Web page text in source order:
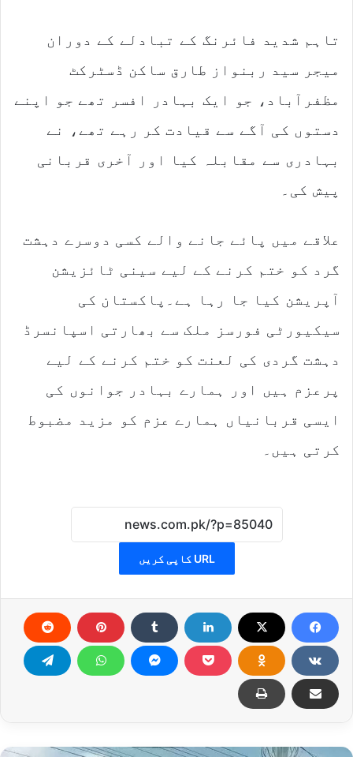
تاہم شدید فائرنگ کے تبادلے کے دوران
میجر سید ربنواز طارق ساکن ڈسٹرکٹ
مظفرآباد، جو ایک بہادر افسر تھے جو اپنے
دستوں کی آگے سے قیادت کر رہے تھے، نے
بہادری سے مقابلہ کیا اور آخری قربانی
پیش کی۔
علاقے میں پائے جانے والے کسی دوسرے دہشت
گرد کو ختم کرنے کے لیے سینی ٹائزیشن
آپریشن کیا جا رہا ہے۔پاکستان کی
سیکیورٹی فورسز ملک سے بھارتی اسپانسرڈ
دہشت گردی کی لعنت کو ختم کرنے کے لیے
پرعزم ہیں اور ہمارے بہادر جوانوں کی
ایسی قربانیاں ہمارے عزم کو مزید مضبوط
کرتی ہیں۔
URL کاپی کریں